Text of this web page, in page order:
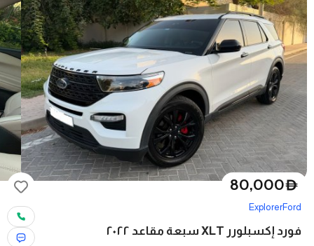
D
80,000
Ford
Explorer
فورد إكسبلورر XLT سبعة مقاعد ٢٠٢٢